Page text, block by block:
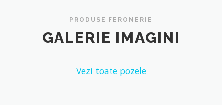
PRODUSE FERONERIE
GALERIE IMAGINI
Vezi toate pozele